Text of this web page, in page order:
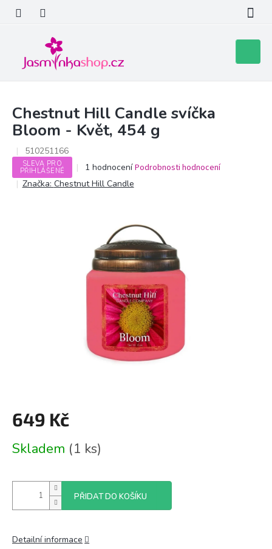
obsah
košík
Chestnut Hill Candle svíčka
Bloom - Květ, 454 g
510251166
SLEVA PRO
PŘIHLÁŠENÉ
Průměrné
hodnocení
produktu
hvězdiček.
1 hodnocení Podrobnosti hodnocení
Značka: Chestnut Hill Candle
649 Kč
cena:
Skladem (1 ks)
PŘIDAT DO KOŠÍKU
Detailní informace